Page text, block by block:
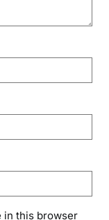
in this browser